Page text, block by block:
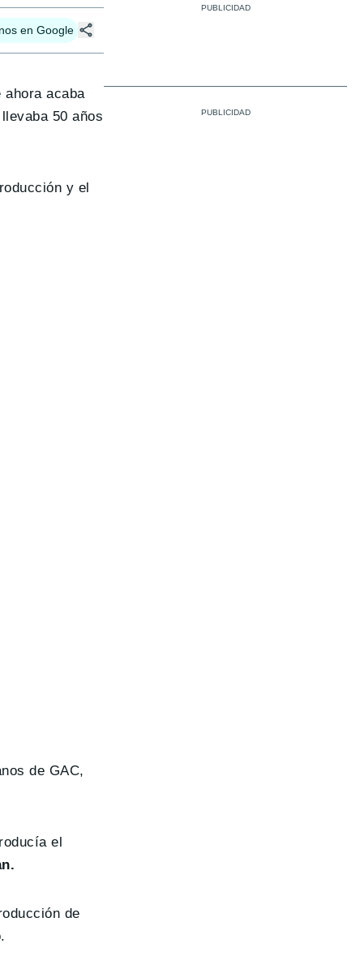
en Google
ahora acaba
50 años
y el
de GAC,
el
de